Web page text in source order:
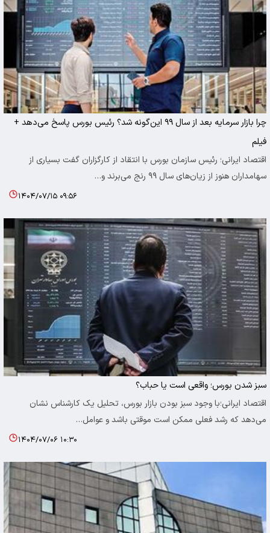
چرا بازار سرمایه بعد از سال ۹۹ این‌گونه شد؟ رئیس بورس پاسخ می‌دهد +
فیلم
اقتصاد ایرانی؛ رئیس سازمان بورس با انتقاد از کارگزاران گفت بسیاری از
سهامداران هنوز از زیان‌های سال ۹۹ رنج می‌برند و…
۱۴۰۴/۰۷/۱۵ ۰۹:۵۶
سبز شدن بورس؛ واقعی است یا حباب؟
اقتصاد ایرانی؛با وجود سبز بودن بازار بورس، تحلیل یک کارشناس نشان
می‌دهد که رشد فعلی ممکن است موقتی باشد و عوامل…
۱۴۰۴/۰۷/۰۶ ۱۰:۳۰